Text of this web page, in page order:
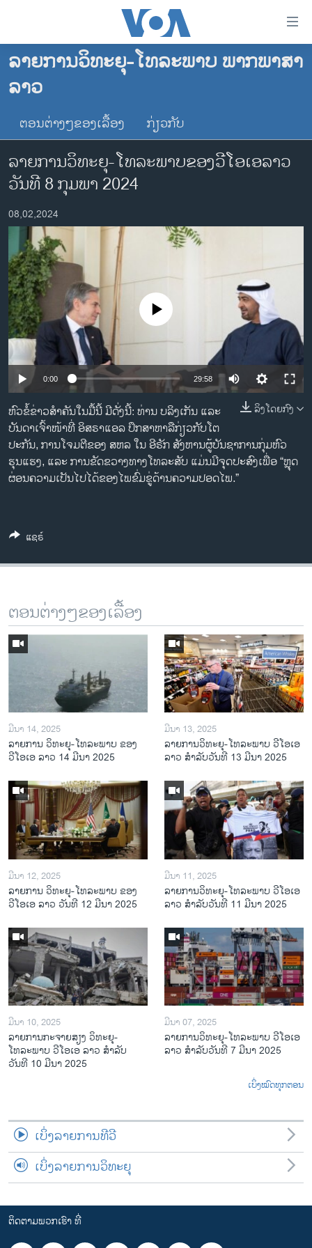
ເຂົ້າ
ຫາ
ຂ້າມ
ຫາ
ຊອກ
ໂຮມເພຈ
ລາວ
ອາເມຣິກາ
ການເລືອກຕັ້ງ ປະທານາທີບໍດີ ສະຫະລັດ 2024
ຂ່າວ​ຈີນ
ເອເຊຍ
ອິດສະຫຼະພາບດ້ານການຂ່າວ
ຊີວິດຊາວລາວ
ຊຸມຊົນຊາວລາວ
ວິທະຍາສາດ-ເທັກໂນໂລຈີ
ທຸລະກິດ
ພາສາອັງກິດ
ວີດີໂອ
ສຽງ
ລາຍການກະຈາຍສຽງ
ລາຍງານ
ຕິດຕາມພວກເຮົາ ທີ່
ພາສາຕ່າງໆ
ລາຍການວິທະຍຸ-ໂທລະພາບ ພາກພາສາ
ລາວ
ຕອນຕ່າງໆຂອງເລື້ອງ ກ່ຽວກັບ
ລາຍການວິທະຍຸ-ໂທລະພາບຂອງວີໂອເອລາວ
ວັນທີ 8 ກຸມພາ 2024
08,02,2024
No media source currently available
0:00 29:58
ລິງໂດຍກົງ
ຫົວຂໍ້ຂ່າວສໍາຄັນໃນມື້ນີ້ ມີດັ່ງນີ້: ທ່ານ ບລິງເກັນ ແລະ
ບັນດາເຈົ້າໜ້າທີ່ ອິສຣາແອລ ປຶກສາຫາລືກ່ຽວກັບໂຕ
ປະກັນ, ການໂຈມຕີຂອງ ສຫລ ໃນ ອີຣັກ ສັງຫານຜູ້ບັນຊາການກຸ່ມຫົວ
ຮຸນແຮງ, ແລະ ການຂັດຂວາງທາງໂທລະສັບ ແມ່ນມີຈຸດປະສົງເພື່ອ “ຫຼຸດ
ຜ່ອນຄວາມເປັນໄປໄດ້ຂອງໄພຂົ່ມຂູ່ດ້ານຄວາມປອດໄພ.”
ແຊຣ໌
ຕອນຕ່າງໆຂອງເລື້ອງ
ມີນາ 14, 2025
ລາຍການ ວິທະຍຸ-ໂທລະພາບ ຂອງ
ວີໂອເອ ລາວ 14 ມີນາ 2025
ມີນາ 13, 2025
ລາຍການວິ​ທະ​ຍຸ-ໂທ​ລະ​ພາບ ວີໂອເອ
ລາວ ສຳ​ລັບ​ວັນ​ທີ 13 ມີ​ນາ 2025
ມີນາ 12, 2025
ລາຍການ ວິທະຍຸ-ໂທລະພາບ ຂອງ
ວີໂອເອ ລາວ ວັນທີ 12 ມີນາ 2025
ມີນາ 11, 2025
ລາຍການວິ​ທະ​ຍຸ-ໂທ​ລະ​ພາບ ວີໂອເອ
ລາວ ສຳ​ລັບ​ວັນ​ທີ 11 ມີ​ນາ 2025
ມີນາ 10, 2025
ລາຍການກະຈາຍສຽງ ວິທະຍຸ-
ໂທລະພາບ ວີໂອເອ ລາວ ສຳລັບ
ວັນທີ 10 ມີນາ 2025
ມີນາ 07, 2025
ລາຍການ​ວິ​ທະ​ຍ​ຸ-ໂທ​ລະ​ພາບ ວີໂອເອ
ລາວ ສຳ​ລັບ​ວັນ​ທີ 7 ມີ​ນາ 2025
ເບິ່ງໝົດທຸກຕອນ
ເບິ່ງລາຍການທີວີ
ເບິ່ງລາຍການວິທະຍຸ
ຕິດຕາມພວກເຮົາ ທີ່